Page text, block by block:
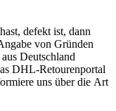
defekt ist, dann
von Gründen
Deutschland
DHL-Retourenportal
uns über die Art